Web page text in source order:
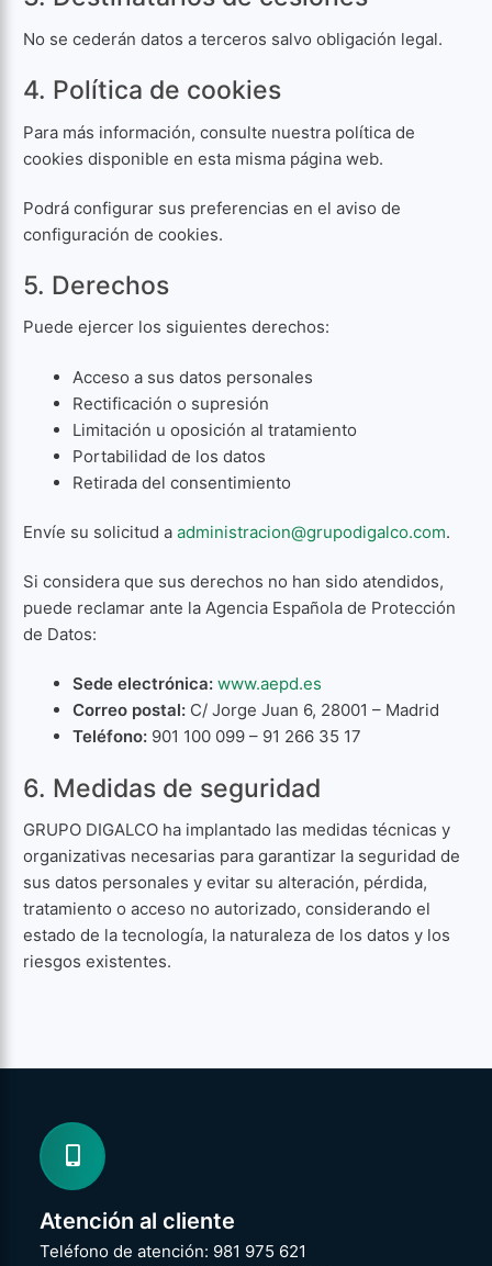
No se cederán datos a terceros salvo obligación legal.
4. Política de cookies
Para más información, consulte nuestra política de
cookies disponible en esta misma página web.
Podrá configurar sus preferencias en el aviso de
configuración de cookies.
5. Derechos
Puede ejercer los siguientes derechos:
Acceso a sus datos personales
Rectificación o supresión
Limitación u oposición al tratamiento
Portabilidad de los datos
Retirada del consentimiento
Envíe su solicitud aadministracion@grupodigalco.com.
Si considera que sus derechos no han sido atendidos,
puede reclamar ante la Agencia Española de Protección
de Datos:
Sede electrónica: www.aepd.es
Correo postal: C/ Jorge Juan 6, 28001 – Madrid
Teléfono: 901 100 099 – 91 266 35 17
6. Medidas de seguridad
GRUPO DIGALCO ha implantado las medidas técnicas y
organizativas necesarias para garantizar la seguridad de
sus datos personales y evitar su alteración, pérdida,
tratamiento o acceso no autorizado, considerando el
estado de la tecnología, la naturaleza de los datos y los
riesgos existentes.
Atención al cliente
Teléfono de atención: 981 975 621